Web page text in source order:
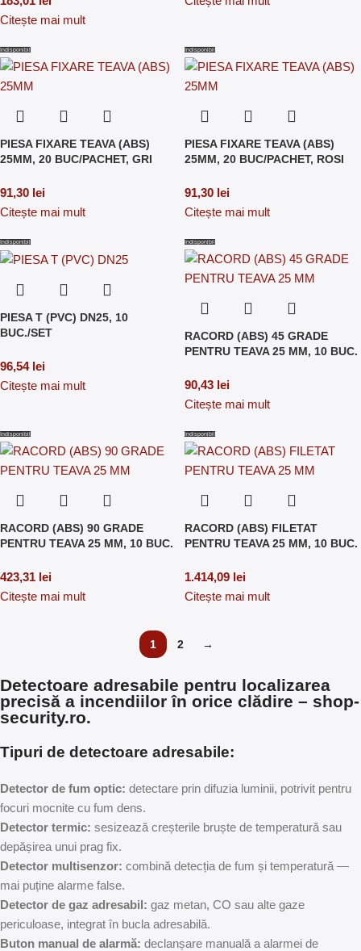
Citește mai mult
Indisponibil
PIESA FIXARE TEAVA (ABS)
25MM, 20 BUC/PACHET, GRI
91,30 lei
Citește mai mult
Indisponibil
PIESA FIXARE TEAVA (ABS)
25MM, 20 BUC/PACHET, ROSI
91,30 lei
Citește mai mult
Indisponibil
PIESA T (PVC) DN25, 10
BUC./SET
96,54 lei
Citește mai mult
Indisponibil
RACORD (ABS) 45 GRADE
PENTRU TEAVA 25 MM, 10 BUC.
90,43 lei
Citește mai mult
Indisponibil
RACORD (ABS) 90 GRADE
PENTRU TEAVA 25 MM, 10 BUC.
423,31 lei
Citește mai mult
Indisponibil
RACORD (ABS) FILETAT
PENTRU TEAVA 25 MM, 10 BUC.
1.414,09 lei
Citește mai mult
1 2 →
Detectoare adresabile pentru localizarea
precisă a incendiilor în orice clădire – shop-
security.ro.
Tipuri de detectoare adresabile:
Detector de fum optic: detectare prin difuzia luminii, potrivit pentru
focuri mocnite cu fum dens.
Detector termic: sesizează creșterile bruște de temperatură sau
depășirea unui prag fix.
Detector multisenzor: combină detecția de fum și temperatură —
mai puține alarme false.
Detector de gaz adresabil: gaz metan, CO sau alte gaze
periculoase, integrat în bucla adresabilă.
Buton manual de alarmă: declanșare manuală a alarmei de